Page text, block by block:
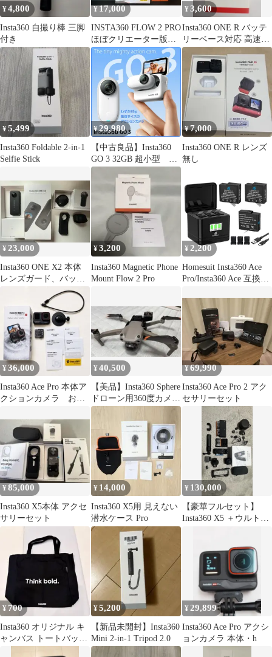
¥4,800
Insta360 自撮り棒 三脚
付き
¥17,000
INSTA360 FLOW 2 PRO
ほぼクリエーター版相
当（中古美品）
¥3,600
Insta360 ONE R バッテ
リーベース対応 高速充
電ハブ 正規品
¥5,499
Insta360 Foldable 2-in-1
Selfie Stick
¥29,980
【中古良品】Insta360
GO 3 32GB 超小型
35.5g アクションカメラ
Action Pod マグネット
ペンダント ピボットス
タンド クリップ アーク
ティックホワイト
¥7,000
Insta360 ONE R レンズ
無し
¥ 23,000
Insta360 ONE X2 本体
レンズガード、バッテ
リー、カバー付き
¥3,200
Insta360 Magnetic Phone
Mount Flow 2 Pro
¥ 2,200
Homesuit Insta360 Ace
Pro/Insta360 Ace 互換バ
個 バッテリ同時充電可
¥36,000
Insta360 Ace Pro 本体ア
クションカメラ おま
¥40,500
【美品】Insta360 Sphere
ドローン用360度カメラ
本体
¥69,990
Insta360 Ace Pro 2 アク
セサリーセット
¥85,000
Insta360 X5本体 アクセ
サリーセット
¥ 14,000
Insta360 X5用 見えない
潜水ケース Pro
¥ 130,000
【豪華フルセット】
Insta360 X5 ＋ウルトラ
¥ 700
Insta360 オリジナル キ
ャンバス トートバッグ
¥5,200
【新品未開封】Insta360
Mini 2-in-1 Tripod 2.0
¥ 29,899
Insta360 Ace Pro アクシ
ョンカメラ 本体・h